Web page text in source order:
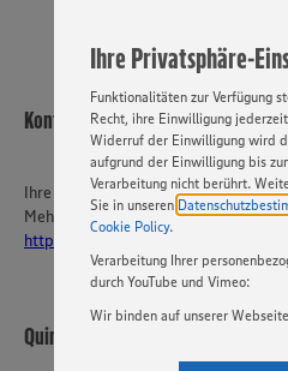
Ihre Privatsphäre-
„EINSTELLUNGEN ÄNDERN”.
Basis Ihrer Einstellungen ggf.
Funktionalitäten zur Verfügung
Recht, ihre Einwilligung
Widerruf der Einwilligung wird
aufgrund der Einwilligung bis
Verarbeitung nicht berührt.
Sie in unseren
Cookie Policy.
Verarbeitung Ihrer
durch YouTube und Vimeo:
Wir binden auf unserer
Einstellungen bezüglich
Kontakt
Ihre Ansprechperson
Mehr über EDEKA Südwest:
https://karriere-edeka.de/
Quint Warenhandel GmbH